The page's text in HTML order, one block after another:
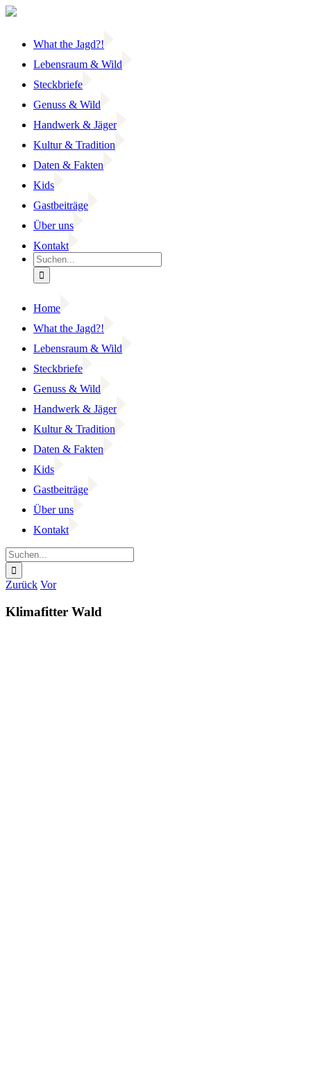
Zum
What the Jagd?!
Lebensraum & Wild
Steckbriefe
Genuss & Wild
Handwerk & Jäger
Kultur & Tradition
Daten & Fakten
Kids
Gastbeiträge
Über uns
Kontakt
Suche
nach:
Home
What the Jagd?!
Lebensraum & Wild
Steckbriefe
Genuss & Wild
Handwerk & Jäger
Kultur & Tradition
Daten & Fakten
Kids
Gastbeiträge
Über uns
Kontakt
Suche
nach:
Facebook
YouTube
Instagram
Zurück Vor
Klimafitter Wald